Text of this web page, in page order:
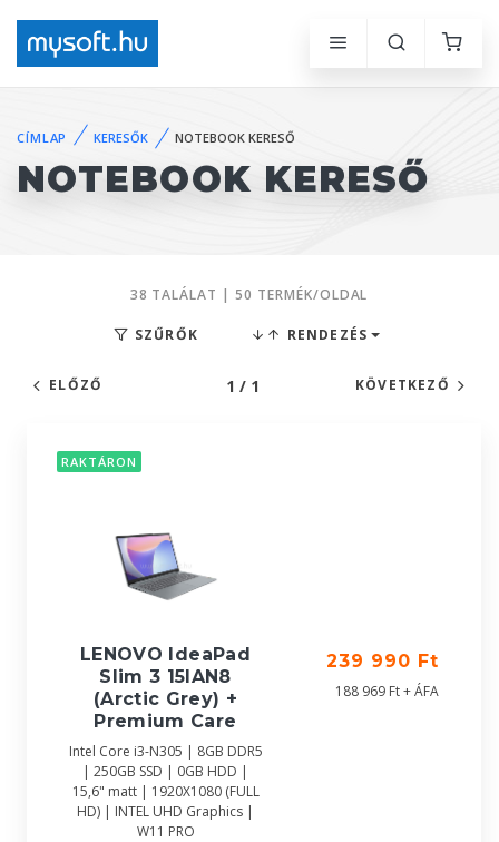
CÍMLAP KERESŐK NOTEBOOK KERESŐ
NOTEBOOK KERESŐ
38 TALÁLAT | 50 TERMÉK/OLDAL
SZŰRŐK RENDEZÉS
ELŐZŐ 1 / 1 KÖVETKEZŐ
RAKTÁRON
LENOVO IdeaPad
Slim 3 15IAN8
(Arctic Grey) +
Premium Care
Intel Core i3-N305 | 8GB DDR5
| 250GB SSD | 0GB HDD |
15,6" matt | 1920X1080 (FULL
HD) | INTEL UHD Graphics |
W11 PRO
239 990 Ft
188 969 Ft + ÁFA